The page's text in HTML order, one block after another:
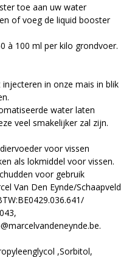
toe aan uw water
of voeg de liquid booster
à 100 ml per kilo grondvoer.
in onze mais in blik
water laten
veel smakelijker zal zijn.
voor vissen
als lokmiddel voor vissen.
voor gebruik
Van Den Eynde/Schaapveld
,Sorbitol,